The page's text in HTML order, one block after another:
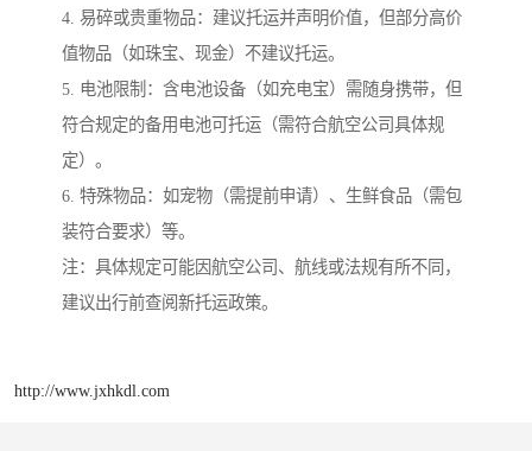
4. 易碎或贵重物品：建议托运并声明价值，但部分高价
值物品（如珠宝、现金）不建议托运。
5. 电池限制：含电池设备（如充电宝）需随身携带，但
符合规定的备用电池可托运（需符合航空公司具体规
定）。
6. 特殊物品：如宠物（需提前申请）、生鲜食品（需包
装符合要求）等。
注：具体规定可能因航空公司、航线或法规有所不同，
建议出行前查阅新托运政策。
http://www.jxhkdl.com